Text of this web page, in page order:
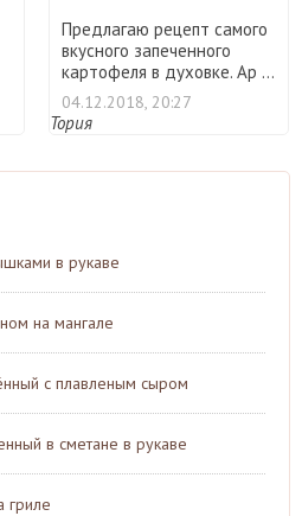
Предлагаю рецепт самого
вкусного запеченного
картофеля в духовке. Ар ...
04.12.2018, 20:27
Тория
в рукаве
на мангале
с плавленым сыром
в сметане в рукаве
гриле